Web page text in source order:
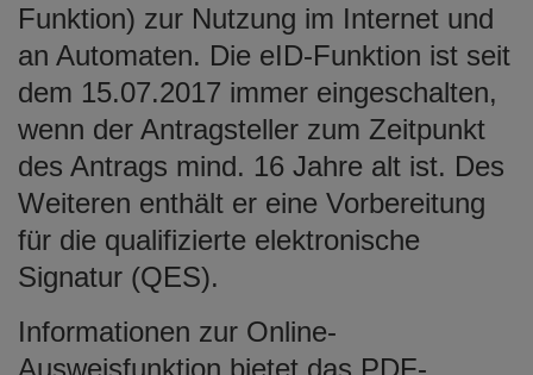
Funktion) zur Nutzung im Internet und
an Automaten. Die eID-Funktion ist seit
dem 15.07.2017 immer eingeschalten,
wenn der Antragsteller zum Zeitpunkt
des Antrags mind. 16 Jahre alt ist. Des
Weiteren enthält er eine Vorbereitung
für die qualifizierte elektronische
Signatur (QES).
Informationen zur Online-
Ausweisfunktion bietet das PDF-